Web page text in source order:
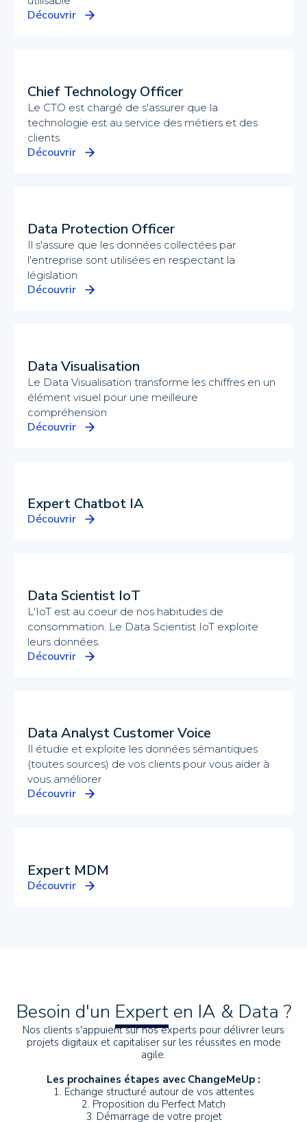
Découvrir
Chief Technology Officer
Le CTO est chargé de s'assurer que la
technologie est au service des métiers et des
clients
Découvrir
Data Protection Officer
Il s'assure que les données collectées par
l'entreprise sont utilisées en respectant la
législation
Découvrir
Data Visualisation
Le Data Visualisation transforme les chiffres en un
élément visuel pour une meilleure
compréhension
Découvrir
Expert Chatbot IA
Découvrir
Data Scientist IoT
L'IoT est au coeur de nos habitudes de
consommation. Le Data Scientist IoT exploite
leurs données.
Découvrir
Data Analyst Customer Voice
Il étudie et exploite les données sémantiques
(toutes sources) de vos clients pour vous aider à
vous améliorer
Découvrir
Expert MDM
Découvrir
Besoin d'un Experten IA & Data ?
Nos clients s'appuient sur nos experts pour délivrer leurs
projets digitaux et capitaliser sur les réussites en mode
agile.
Les prochaines étapes avec ChangeMeUp :
1. Échange structuré autour de vos attentes
2. Proposition du Perfect Match
3. Démarrage de votre projet